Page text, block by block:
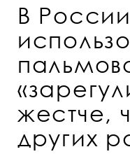
В России
жестче,
других